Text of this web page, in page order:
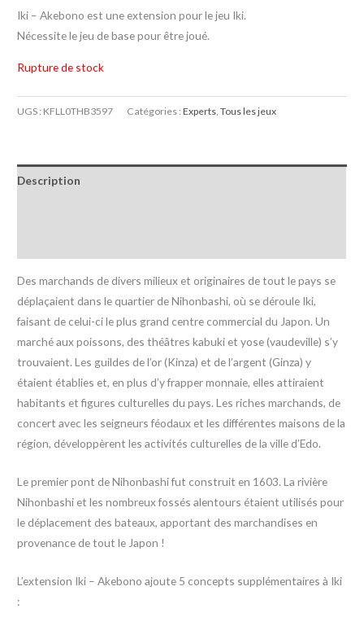
Iki – Akebono est une extension pour le jeu Iki.
Nécessite le jeu de base pour être joué.
Rupture de stock
UGS : KFLL0THB3597 Catégories :Experts ,Tous les jeux
Description
Des marchands de divers milieux et originaires de tout le pays se
déplaçaient dans le quartier de Nihonbashi, où se déroule Iki,
faisant de celui-ci le plus grand centre commercial du Japon. Un
marché aux poissons, des théâtres kabuki et yose (vaudeville) s’y
trouvaient. Les guildes de l’or (Kinza) et de l’argent (Ginza) y
étaient établies et, en plus d’y frapper monnaie, elles attiraient
habitants et figures culturelles du pays. Les riches marchands, de
concert avec les seigneurs féodaux et les différentes maisons de la
région, développèrent les activités culturelles de la ville d’Edo.
Le premier pont de Nihonbashi fut construit en 1603. La rivière
Nihonbashi et les nombreux fossés alentours étaient utilisés pour
le déplacement des bateaux, apportant des marchandises en
provenance de tout le Japon !
L’extension Iki – Akebono ajoute 5 concepts supplémentaires à Iki
: